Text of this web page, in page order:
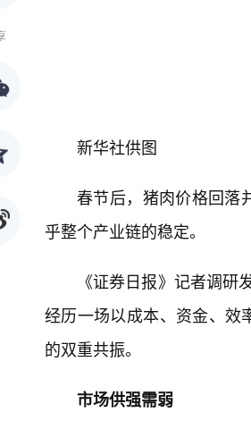
新华社供图
春节后，猪肉价格回落
乎整个产业链的稳定。
《证券日报》记者调
经历一场以成本、资金、效
的双重共振。
市场供强需弱